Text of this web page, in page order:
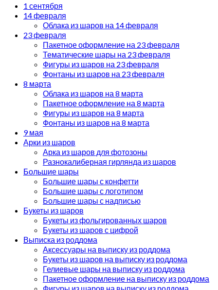
1 сентября
14 февраля
Облака из шаров на 14 февраля
23 февраля
Пакетное оформление на 23 февраля
Тематические шары на 23 февраля
Фигуры из шаров на 23 февраля
Фонтаны из шаров на 23 февраля
8 марта
Облака из шаров на 8 марта
Пакетное оформление на 8 марта
Фигуры из шаров на 8 марта
Фонтаны из шаров на 8 марта
9 мая
Арки из шаров
Арка из шаров для фотозоны
Разнокалиберная гирлянда из шаров
Большие шары
Большие шары с конфетти
Большие шары с логотипом
Большие шары с надписью
Букеты из шаров
Букеты из фольгированных шаров
Букеты из шаров с цифрой
Выписка из роддома
Аксессуары на выписку из роддома
Букеты из шаров на выписку из роддома
Гелиевые шары на выписку из роддома
Пакетное оформление на выписку из роддома